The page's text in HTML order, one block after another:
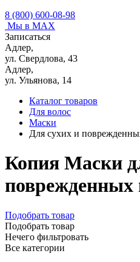
8 (800) 600-08-98
Мы в MAX
Записаться
Адлер,
ул. Свердлова, 43
Адлер,
ул. Ульянова, 14
Каталог товаров
Для волос
Маски
Для сухих и
Копия Маски
поврежденных
Подобрать товар
Подобрать товар
Нечего фильтровать
Все категории